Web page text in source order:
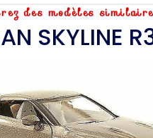
des modèles
SKYLINE